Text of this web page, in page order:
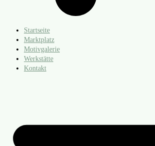
Startseite
Marktplatz
Motivgalerie
Werkstätte
Kontakt